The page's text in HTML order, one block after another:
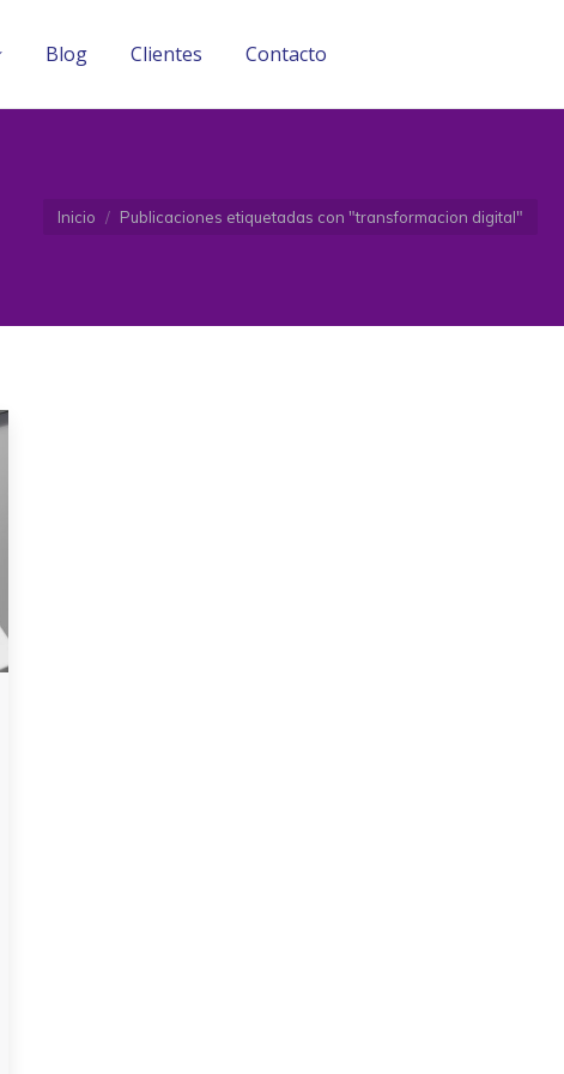
Blog Clientes Contacto
Estás aquí:
Inicio Publicaciones etiquetadas con "transformacion digital"
Blog Clientes Contacto